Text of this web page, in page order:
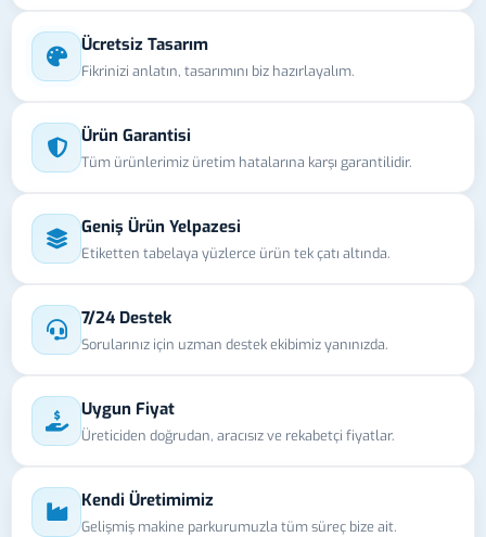
Ücretsiz Tasarım
Fikrinizi anlatın, tasarımını biz hazırlayalım.
Ürün Garantisi
Tüm ürünlerimiz üretim hatalarına karşı garantilidir.
Geniş Ürün Yelpazesi
Etiketten tabelaya yüzlerce ürün tek çatı altında.
7/24 Destek
Sorularınız için uzman destek ekibimiz yanınızda.
Uygun Fiyat
Üreticiden doğrudan, aracısız ve rekabetçi fiyatlar.
Kendi Üretimimiz
Gelişmiş makine parkurumuzla tüm süreç bize ait.